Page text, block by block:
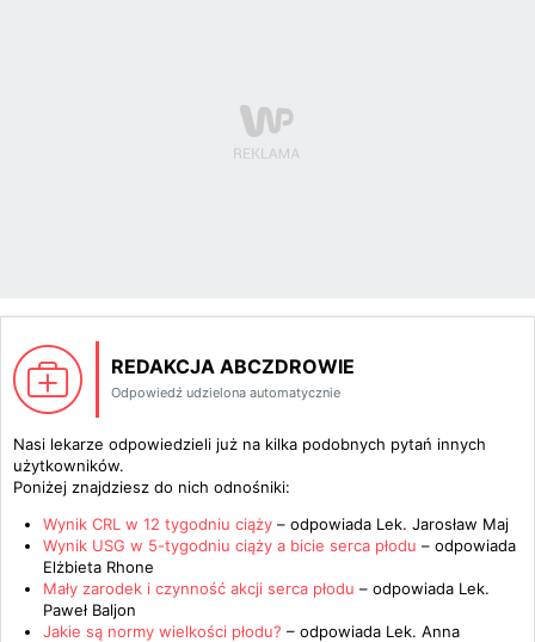
REDAKCJA ABCZDROWIE
Odpowiedź udzielona automatycznie
Nasi lekarze odpowiedzieli już na kilka podobnych pytań innych
użytkowników.
Poniżej znajdziesz do nich odnośniki:
Wynik CRL w 12 tygodniu ciąży – odpowiada Lek. Jarosław Maj
Wynik USG w 5-tygodniu ciąży a bicie serca płodu – odpowiada
Elżbieta Rhone
Mały zarodek i czynność akcji serca płodu – odpowiada Lek.
Paweł Baljon
Jakie są normy wielkości płodu? – odpowiada Lek. Anna